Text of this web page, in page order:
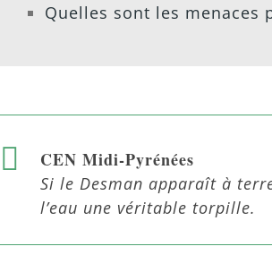
Quelles sont les menaces
CEN Midi-Pyrénées
Si le Desman apparaît à
l’eau une véritable torpille.